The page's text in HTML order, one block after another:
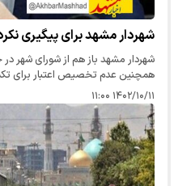
شهردار مشهد برای پیگیری
شهردار مشهد باز هم از شورای شهر
همچنین عدم تخصیص اعتبار برای
مسافربری امام رضا (ع) تذکر گرفت.
۱۴۰۲/۱۰/۱۱ ۱۱:۰۰